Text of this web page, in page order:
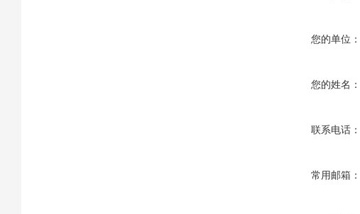
您的单位：
您的姓名：
联系电话：
常用邮箱：